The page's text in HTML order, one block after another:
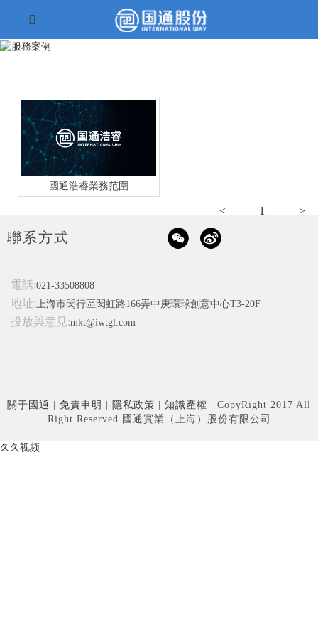
國通浩睿業務范圍
< 1 >
聯系方式
電話:021-33508808
地址: 上海市閔行區閔虹路166弄中庚環球創意中心T3-20F
投放與意見:mkt@iwtgl.com
關于國通 | 免責申明 | 隱私政策 | 知識產權 | CopyRight 2017 All
Right Reserved 國通實業（上海）股份有限公司
久久视频